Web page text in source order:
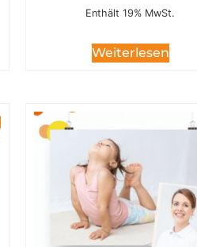
Enthält 19% MwSt.
Weiterlesen